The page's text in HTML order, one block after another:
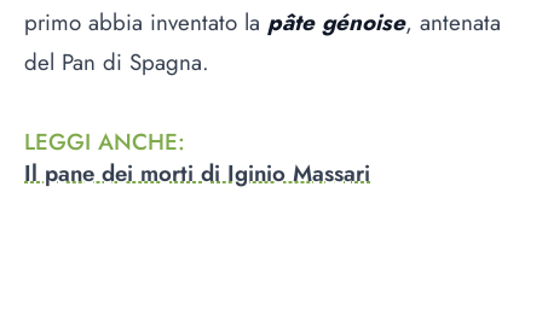
primo abbia inventato la pâte génoise, antenata
del Pan di Spagna.
LEGGI ANCHE:
Il pane dei morti di Iginio Massari